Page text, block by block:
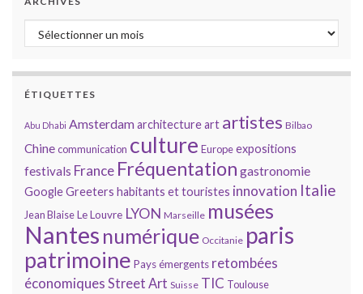
Archives
ÉTIQUETTES
Abu Dhabi Amsterdamarchitectureart artistes Bilbao
Chinecommunication culture Europeexpositions
festivals France Fréquentation gastronomie
GoogleGreeters habitants et touristes innovation Italie
Jean BlaiseLe Louvre LYON Marseille musées
Nantes numérique Occitanie paris
patrimoine Pays émergents retombées
économiques Street Art Suisse TIC Toulouse